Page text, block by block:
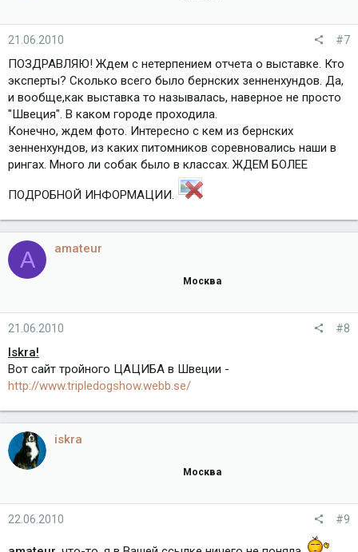
21.06.2010 #7
ПОЗДРАВЛЯЮ! Ждем с нетерпением отчета о выставке. Кто
эксперты? Сколько всего было бернских зенненхундов. Да,
и вообще,как выставка то называлась, наверное не просто
"Швеция". В каком городе проходила.
Конечно, ждем фото. Интересно с кем из бернских
зенненхундов, из каких питомников соревновались наши в
рингах. Много ли собак было в классах. ЖДЕМ БОЛЕЕ
ПОДРОБНОЙ ИНФОРМАЦИИ.
A amateur
Москва
21.06.2010 #8
Iskra!
Вот сайт тройного ЦАЦИБА в Швеции -
http://www.tripledogshow.webb.se/
iskra
Москва
22.06.2010 #9